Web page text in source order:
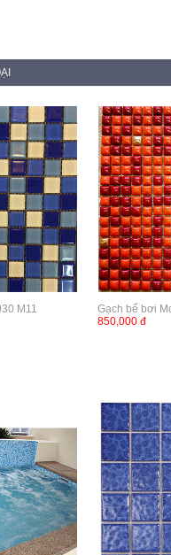
M11
Gạch bể bơi
850,000 đ